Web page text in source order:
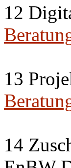
12
13
14